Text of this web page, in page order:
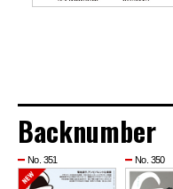
Backnumber
No. 351 No. 350